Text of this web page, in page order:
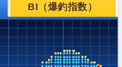
BI（爆釣指数）